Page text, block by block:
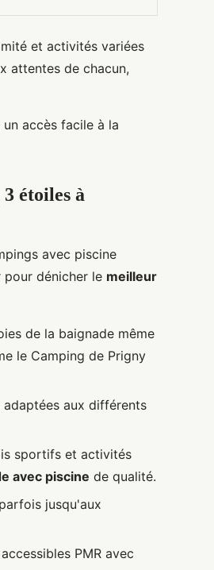
et activités variées
attentes de chacun,
accès facile à la
étoiles à
avec piscine
pour dénicher le meilleur
de la baignade même
le Camping de Prigny
aux différents
sportifs et activités
avec piscine de qualité.
jusqu'aux
PMR avec